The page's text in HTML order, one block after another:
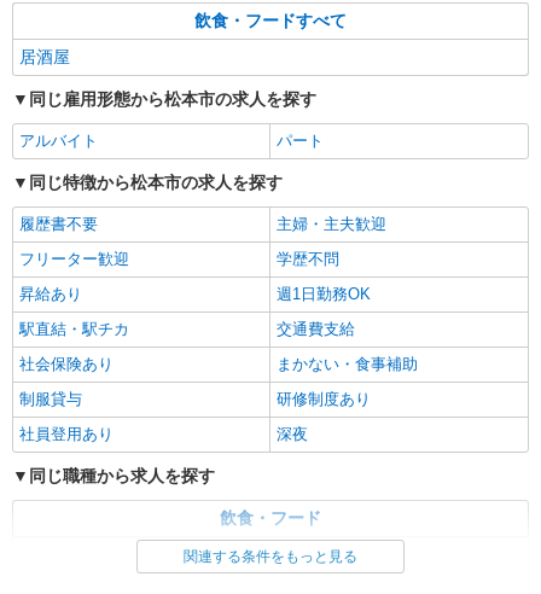
飲食・フードすべて
居酒屋
同じ雇用形態から松本市の求人を探す
アルバイト パート
同じ特徴から松本市の求人を探す
履歴書不要
主婦・主夫歓迎
フリーター歓迎
学歴不問
昇給あり
週1日勤務OK
駅直結・駅チカ
交通費支給
社会保険あり
まかない・食事補助
制服貸与
研修制度あり
社員登用あり
深夜
同じ職種から求人を探す
飲食・フード
関連する条件をもっと見る